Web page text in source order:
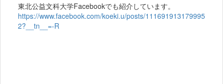
東北公益文科大学Facebookでも紹介しています。
https://www.facebook.com/koeki.u/posts/111691913179995
2?__tn__=-R